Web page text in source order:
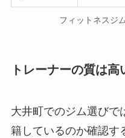
フィットネスジ
トレーナーの質は高
大井町でのジム選びで
籍しているのか確認す